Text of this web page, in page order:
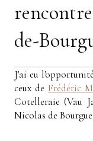
de-
J'ai eu
ceux de Frédéric
Cotelleraie (Vau
Nicolas de